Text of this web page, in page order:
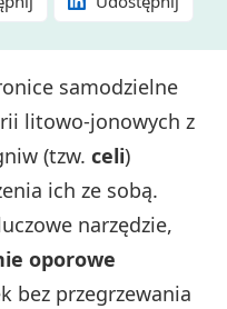
samodzielne
litowo-jonowych z
(tzw.celi)
ich ze sobą.
narzędzie,
oporowe
bez przegrzewania